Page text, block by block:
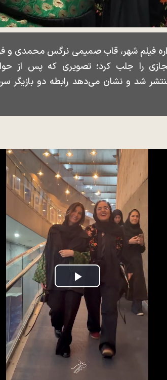
فیلم شهر، قاب صمیمی نرگس محمدی و
را جلب کرد؛ تصویری که پس از
شد و نشان می‌دهد رابطه دو بازیگر
Play
Video